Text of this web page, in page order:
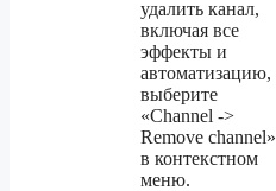
удалить канал,
включая все
эффекты и
автоматизацию,
выберите
«Channel ->
Remove channel»
в контекстном
меню.